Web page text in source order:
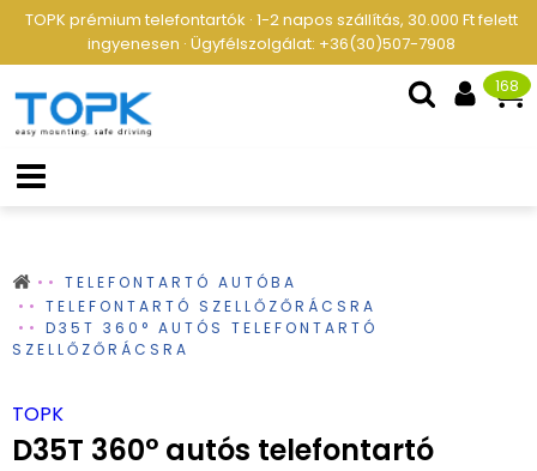
TOPK prémium telefontartók · 1-2 napos szállítás, 30.000 Ft felett
ingyenesen · Ügyfélszolgálat: +36(30)507-7908
168
TELEFONTARTÓ AUTÓBA
TELEFONTARTÓ SZELLŐZŐRÁCSRA
D35T 360° AUTÓS TELEFONTARTÓ
SZELLŐZŐRÁCSRA
TOPK
D35T 360° autós telefontartó